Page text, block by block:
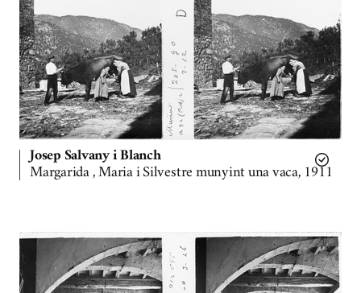
Josep Salvany i Blanch
Margarida , Maria i Silvestre munyint una vaca, 1911